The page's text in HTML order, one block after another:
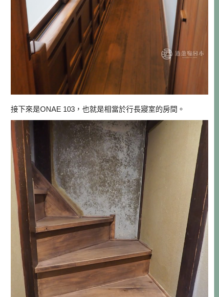
接下來是ONAE 103，也就是相當於行長寢室的房間。